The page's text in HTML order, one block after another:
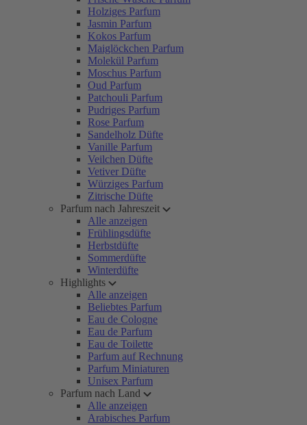
Holziges Parfum
Jasmin Parfum
Kokos Parfum
Maiglöckchen Parfum
Molekül Parfum
Moschus Parfum
Oud Parfum
Patchouli Parfum
Pudriges Parfum
Rose Parfum
Sandelholz Düfte
Vanille Parfum
Veilchen Düfte
Vetiver Düfte
Würziges Parfum
Zitrische Düfte
Parfum nach Jahreszeit
Alle anzeigen
Frühlingsdüfte
Herbstdüfte
Sommerdüfte
Winterdüfte
Highlights
Alle anzeigen
Beliebtes Parfum
Eau de Cologne
Eau de Parfum
Eau de Toilette
Parfum auf Rechnung
Parfum Miniaturen
Unisex Parfum
Parfum nach Land
Alle anzeigen
Arabisches Parfum